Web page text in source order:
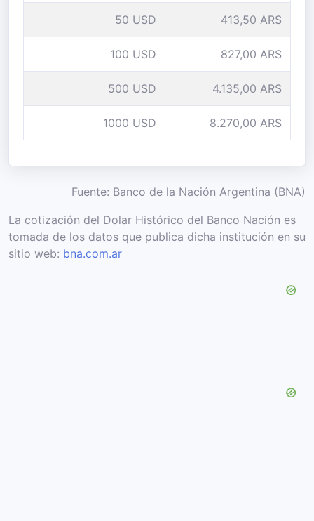
50 USD 413,50 ARS
100 USD 827,00 ARS
500 USD 4.135,00 ARS
1000 USD 8.270,00 ARS
Fuente: Banco de la Nación Argentina (BNA)
La cotización del Dolar Histórico del Banco Nación es
tomada de los datos que publica dicha institución en su
sitio web: bna.com.ar